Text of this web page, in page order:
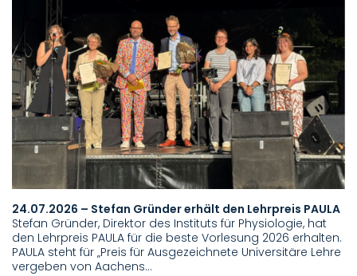
24.07.2026 – Stefan Gründer erhält den Lehrpreis PAULA
Stefan Gründer, Direktor des Instituts für Physiologie, hat
den Lehrpreis PAULA für die beste Vorlesung 2026 erhalten.
PAULA steht für „Preis für Ausgezeichnete Universitäre Lehre
vergeben von Aachens…